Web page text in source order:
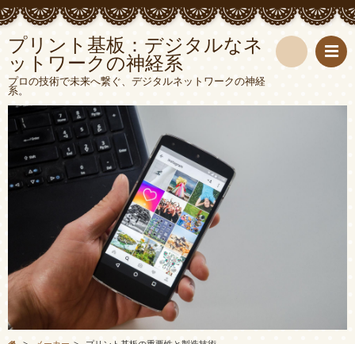
プリント基板：デジタルなネ
ットワークの神経系
プロの技術で未来へ繋ぐ、デジタルネットワークの神経
系。